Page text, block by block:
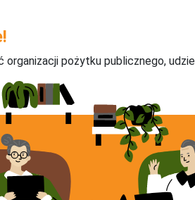
organizacji pożytku publicznego,